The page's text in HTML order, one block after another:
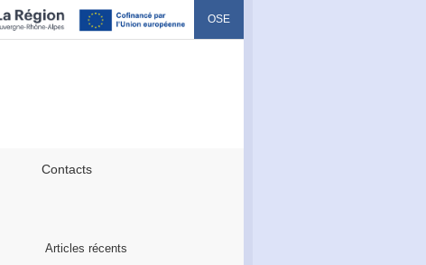
OSE
Contacts
Articles récents